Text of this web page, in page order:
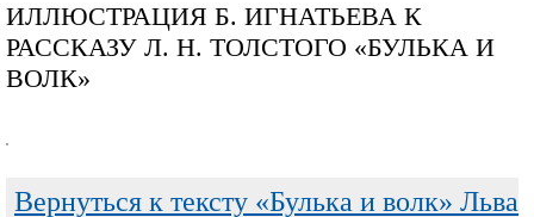
ИЛЛЮСТРАЦИЯ Б. ИГНАТЬЕВА К
РАССКАЗУ Л. Н. ТОЛСТОГО «БУЛЬКА И
ВОЛК»
Вернуться к тексту «Булька и волк» Льва